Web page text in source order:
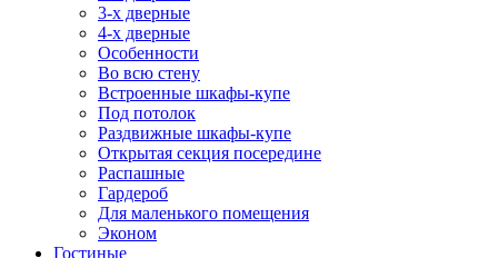
3-х дверные
4-х дверные
Особенности
Во всю стену
Встроенные шкафы-купе
Под потолок
Раздвижные шкафы-купе
Открытая секция посередине
Распашные
Гардероб
Для маленького помещения
Эконом
Гостиные